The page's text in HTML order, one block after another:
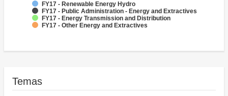
FY17 - Renewable Energy Hydro
FY17 - Public Administration - Energy and Extractives
FY17 - Energy Transmission and Distribution
FY17 - Other Energy and Extractives
Temas